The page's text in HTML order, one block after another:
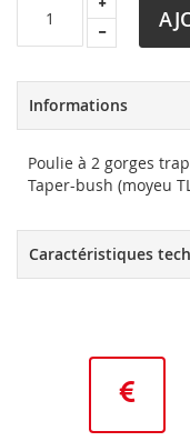
Informations
Poulie à 2 gorges
Taper-bush (moyeu
Caractéristiques